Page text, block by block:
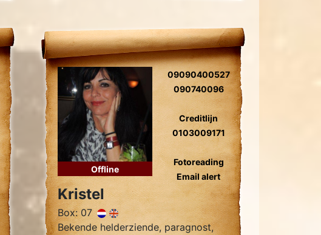
Offline
09090400527
090740096
Creditlijn
0103009171
Fotoreading
Email alert
Kristel
Box: 07
Bekende helderziende, paragnost,